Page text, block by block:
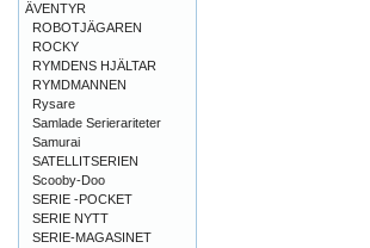
ÄVENTYR
ROBOTJÄGAREN
ROCKY
RYMDENS HJÄLTAR
RYMDMANNEN
Rysare
Samlade Serierariteter
Samurai
SATELLITSERIEN
Scooby-Doo
SERIE -POCKET
SERIE NYTT
SERIE-MAGASINET